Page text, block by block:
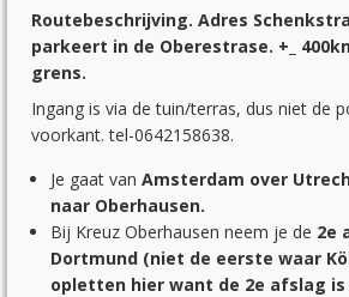
Routebeschrijving. Adres
parkeert in de Oberestrase. +_
grens.
Ingang is via de tuin/terras, dus niet de
voorkant. tel-0642158638.
Je gaat van Amsterdam over
naar Oberhausen.
Bij Kreuz Oberhausen neem je de 2e
Dortmund (niet de eerste waar
opletten hier want de 2e afslag is